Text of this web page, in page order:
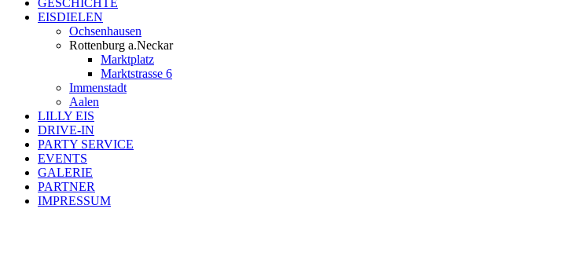
EISDIELEN
Ochsenhausen
Rottenburg a.Neckar
Marktplatz
Marktstrasse 6
Immenstadt
Aalen
LILLY EIS
DRIVE-IN
PARTY SERVICE
EVENTS
GALERIE
PARTNER
IMPRESSUM